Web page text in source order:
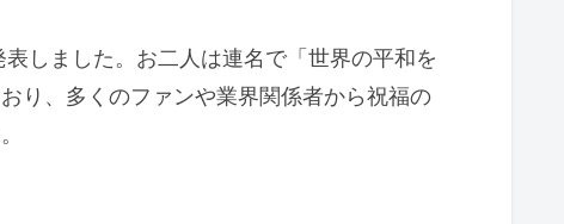
しました。お二人は連名で「世界の平和を
り、多くのファンや業界関係者から祝福の